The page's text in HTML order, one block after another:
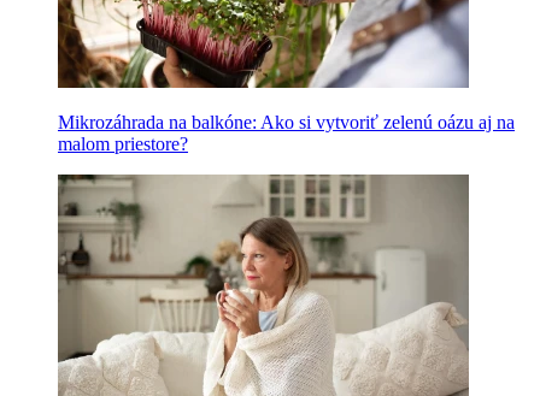
Mikrozáhrada na balkóne: Ako si vytvoriť zelenú oázu aj na
malom priestore?